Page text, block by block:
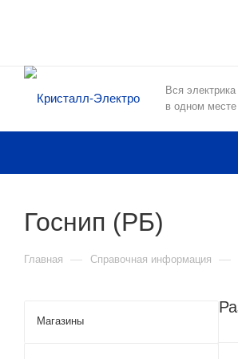
Вся электрика
в одном месте
Госнип (РБ)
Главная — Справочная информация —
Магазины